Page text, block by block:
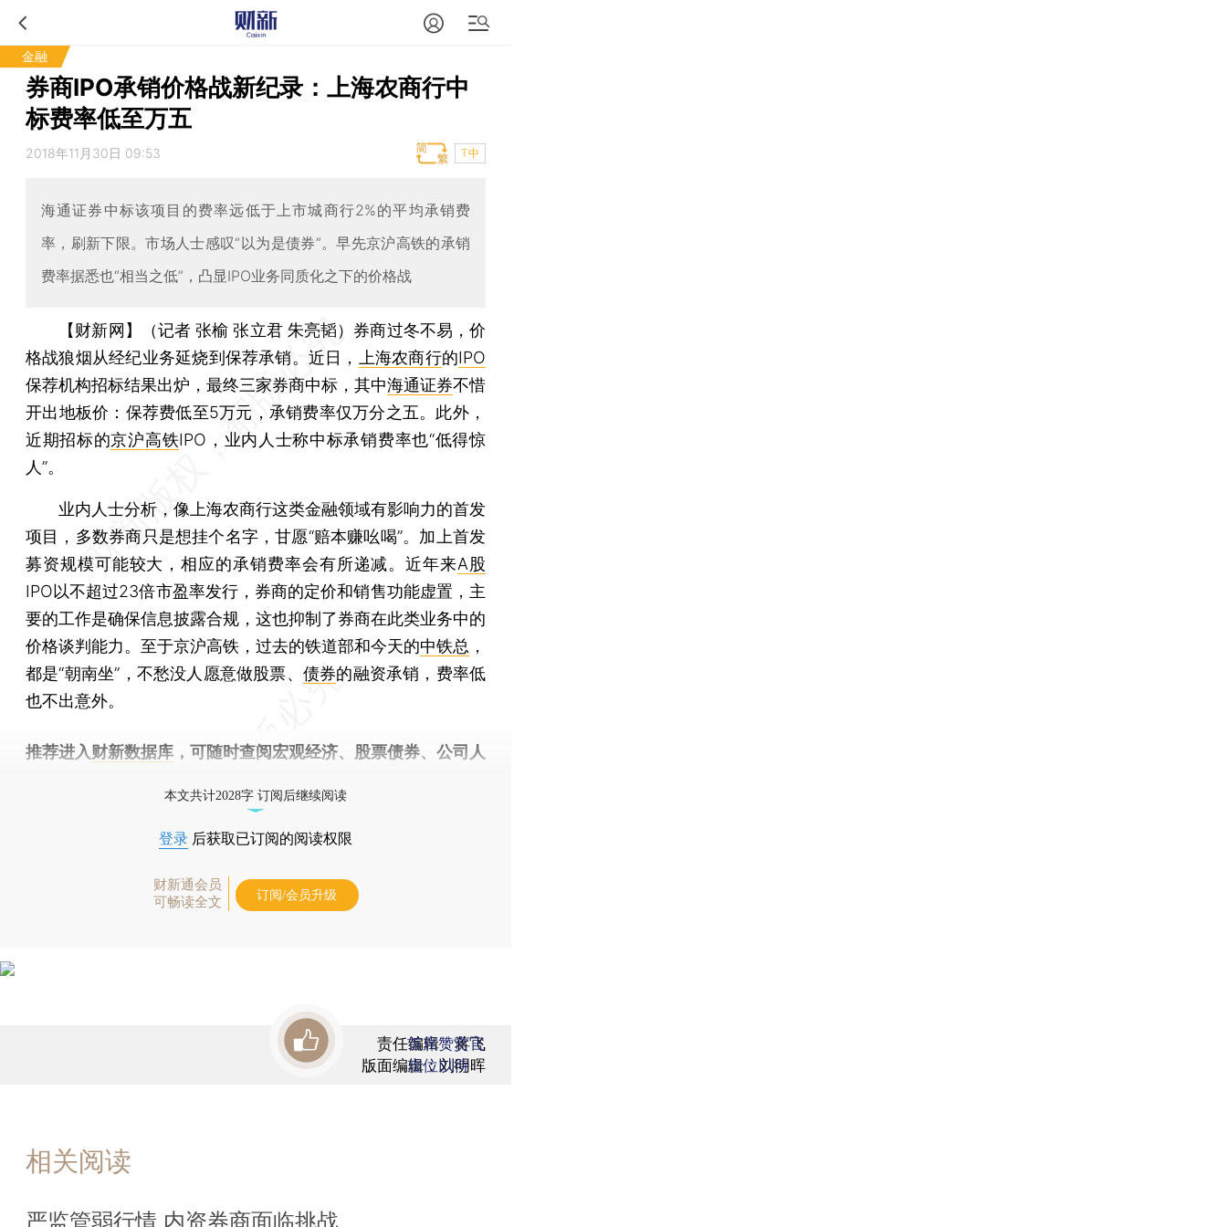
金融
券商IPO承销价格战新纪录：上海农商行中
标费率低至万五
2018年11月30日 09:53 T中
海通证券中标该项目的费率远低于上市城商行2%的平均承销费
率，刷新下限。市场人士感叹“以为是债券”。早先京沪高铁的承销
费率据悉也“相当之低”，凸显IPO业务同质化之下的价格战
【财新网】（记者 张榆 张立君 朱亮韬） 券商过冬不易，价
格战狼烟从经纪业务延烧到保荐承销。近日，
上海农商行的IPO
保荐机构招标结果出炉，最终三家券商中标，其中海通证券不惜
开出地板价：保荐费低至5万元，承销费率仅万分之五。此外，
近期招标的京沪高铁IPO，业内人士称中标承销费率也“低得惊
人”。
业内人士分析，像上海农商行这类金融领域有影响力的首发
项目，多数券商只是想挂个名字，甘愿“赔本赚吆喝”。加上首发
募资规模可能较大，相应的承销费率会有所递减。近年来A股
IPO以不超过23倍市盈率发行，券商的定价和销售功能虚置，主
要的工作是确保信息披露合规，这也抑制了券商在此类业务中的
价格谈判能力。至于京沪高铁，过去的铁道部和今天的中铁总 ，
都是“朝南坐”，不愁没人愿意做股票、 债券的融资承销，费率低
也不出意外。
推荐进入财新数据库 ，可随时查阅宏观经济、股票债券、公司人
本文共计2028字 订阅后继续阅读
登录 后获取已订阅的阅读权限
财新通会员
可畅读全文
订阅/会员升级
责任编辑：蒋飞
版面编辑：刘明晖
首席赞赏官
虚位以待
相关阅读
严监管弱行情 内资券商面临挑战